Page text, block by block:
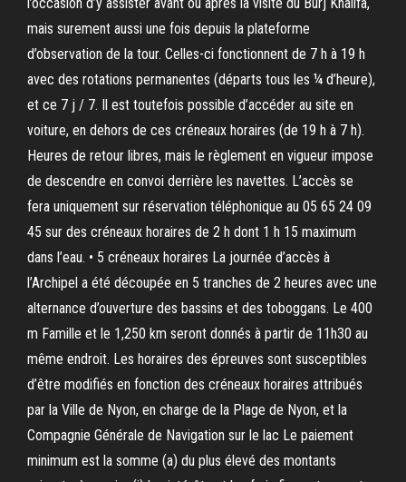
mais surement aussi une fois depuis la plateforme
d’observation de la tour. Celles-ci fonctionnent de 7 h à 19 h
avec des rotations permanentes (départs tous les ¼ d’heure),
et ce 7 j / 7. Il est toutefois possible d’accéder au site en
voiture, en dehors de ces créneaux horaires (de 19 h à 7 h).
Heures de retour libres, mais le règlement en vigueur impose
de descendre en convoi derrière les navettes. L’accès se
fera uniquement sur réservation téléphonique au 05 65 24 09
45 sur des créneaux horaires de 2 h dont 1 h 15 maximum
dans l’eau. • 5 créneaux horaires La journée d’accès à
l’Archipel a été découpée en 5 tranches de 2 heures avec une
alternance d’ouverture des bassins et des toboggans. Le 400
m Famille et le 1,250 km seront donnés à partir de 11h30 au
même endroit. Les horaires des épreuves sont susceptibles
d’être modifiés en fonction des créneaux horaires attribués
par la Ville de Nyon, en charge de la Plage de Nyon, et la
Compagnie Générale de Navigation sur le lac Le paiement
minimum est la somme (a) du plus élevé des montants